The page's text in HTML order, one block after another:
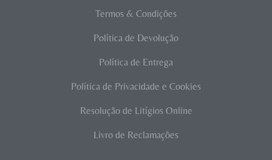
Termos & Condições
Política de Devolução
Política de Entrega
Política de Privacidade e Cookies
Resolução de Litígios Online
Livro de Reclamações